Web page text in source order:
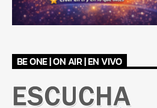
BE ONE | ON AIR | EN VIVO